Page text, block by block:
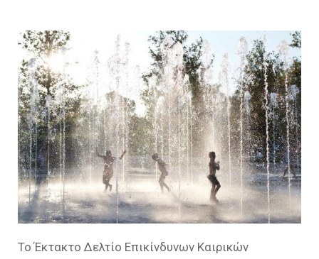
Το Έκτακτο Δελτίο Επικίνδυνων Καιρικών